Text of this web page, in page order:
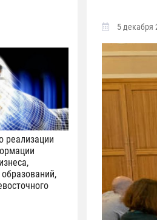
реализации
5 декабря